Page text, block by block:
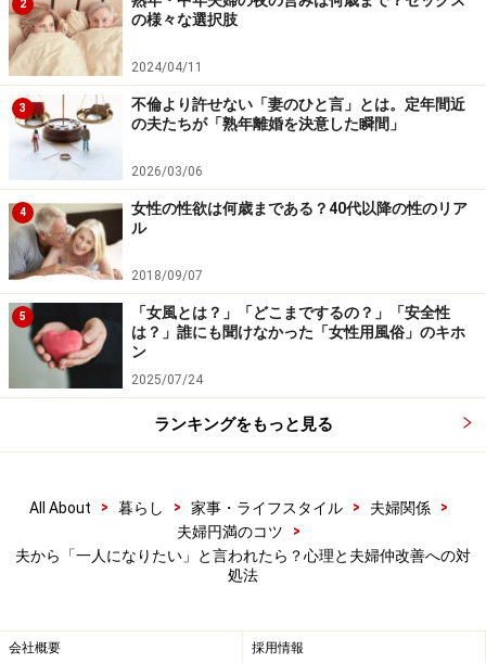
さらに、妻の皆様自身が趣味の世界など、だんな様と別
の世界を広げて、家の中にいることをやめ、外で楽しむ
ようにすることで、自然とだんな様が「一人で自由にで
きる」時間が増えていきます。
男性はもともと、悩みがあっても人に相談するよりは自
分一人で中にこもって解決しようとしたり、誰にも邪魔
されずに自由気ままに過ごせる時間を必要とする特性が
あります。
一人になれる時間と空間を適度に与えてあげることで
「一人になりたい」という要求がかなり満たされる場合
もあります。
夫婦仲の改善対策3：自分についても振り返
夫婦お互いが「一人になる」時間をとったら、その機会
を利用して、以下の2つの視点から、自分について振り
◆視点その１「だんな様への態度・接し方はどうだった
2
の様々な選択肢
2024/04/11
3
不倫より許せない「妻のひと言」とは。定年間近
の夫たちが「熟年離婚を決意した瞬間」
2026/03/06
4
女性の性欲は何歳まである？40代以降の性のリア
ル
2018/09/07
5
「女風とは？」「どこまでするの？」「安全性
は？」誰にも聞けなかった「女性用風俗」のキホ
ン
2025/07/24
ランキングをもっと見る
All About > 暮らし > 家事・ライフスタイル > 夫婦関係
>
夫婦円満のコツ
>
夫から「一人になりたい」と言われたら？心理と夫婦仲改善への対
処法
会社概要 採用情報